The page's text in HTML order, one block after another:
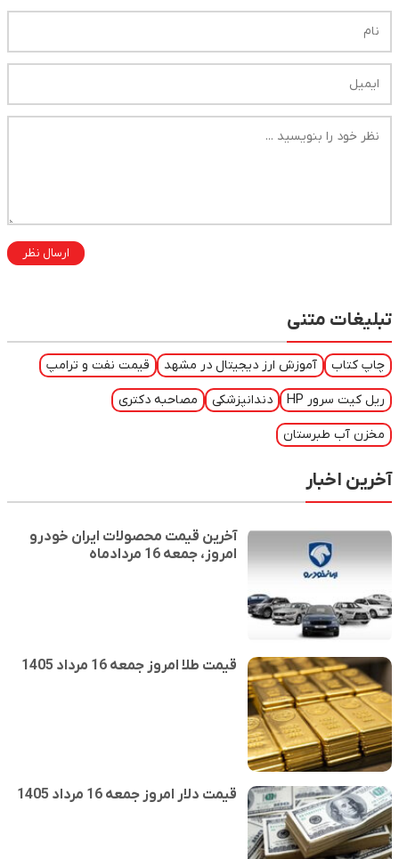
ارسال نظر
تبلیغات متنی
چاپ کتاب آموزش ارز دیجیتال در مشهد قیمت نفت و ترامپ
ریل کیت سرور HP دندانپزشکی مصاحبه دکتری
مخزن آب طبرستان
آخرین اخبار
آخرین قیمت محصولات ایران خودرو
امروز، جمعه 16 مردادماه
قیمت طلا امروز جمعه 16 مرداد 1405
قیمت دلار امروز جمعه 16 مرداد 1405